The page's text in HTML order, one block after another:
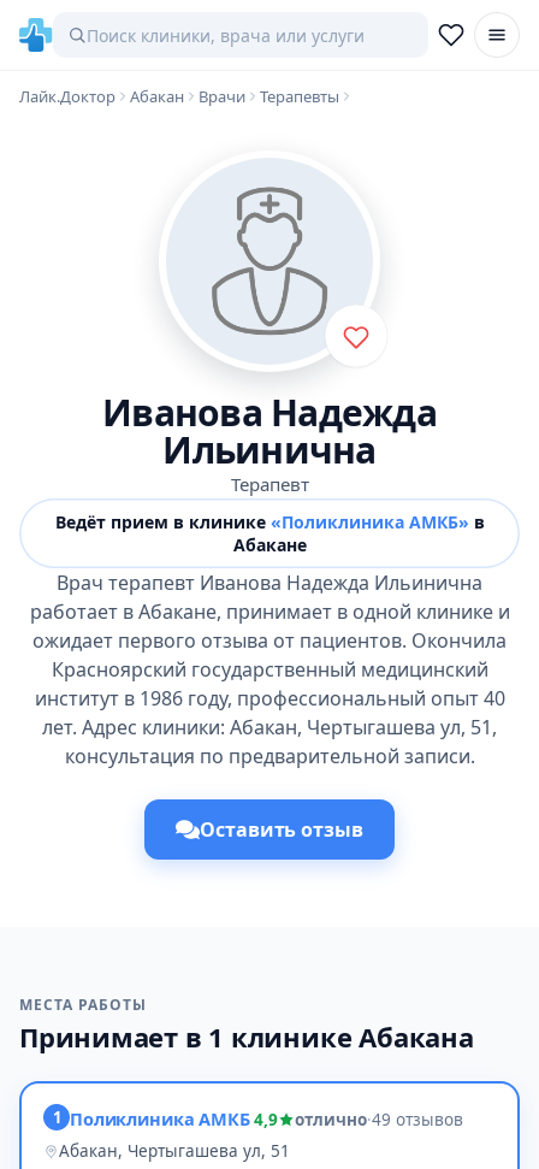
Лайк.Доктор Абакан Врачи Терапевты
Иванова Надежда
Ильинична
Терапевт
Ведёт прием в клинике «Поликлиника АМКБ» в
Абакане
Врач терапевт Иванова Надежда Ильинична
работает в Абакане, принимает в одной клинике и
ожидает первого отзыва от пациентов. Окончила
Красноярский государственный медицинский
институт в 1986 году, профессиональный опыт 40
лет. Адрес клиники: Абакан, Чертыгашева ул, 51,
консультация по предварительной записи.
Оставить отзыв
МЕСТА РАБОТЫ
Принимает в 1 клинике Абакана
1 Поликлиника АМКБ4,9 отлично·49 отзывов
Абакан, Чертыгашева ул, 51